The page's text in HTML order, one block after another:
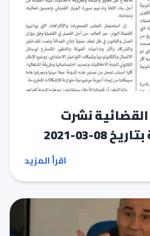
القضائية نشرت
03-2021
اقرأ المزيد